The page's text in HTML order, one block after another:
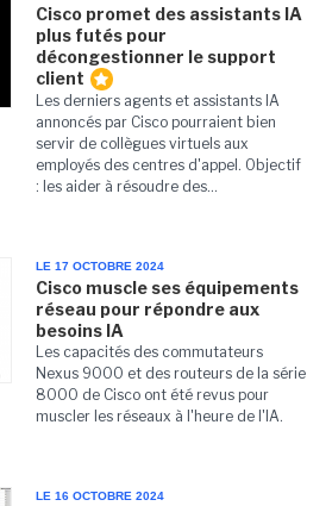
Cisco promet des assistants IA
plus futés pour
décongestionner le support
client
Les derniers agents et assistants IA
annoncés par Cisco pourraient bien
servir de collègues virtuels aux
employés des centres d'appel. Objectif
: les aider à résoudre des...
LE 17 OCTOBRE 2024
Cisco muscle ses équipements
réseau pour répondre aux
besoins IA
Les capacités des commutateurs
Nexus 9000 et des routeurs de la série
8000 de Cisco ont été revus pour
muscler les réseaux à l'heure de l'IA.
LE 16 OCTOBRE 2024